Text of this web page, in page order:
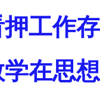
工作
在思